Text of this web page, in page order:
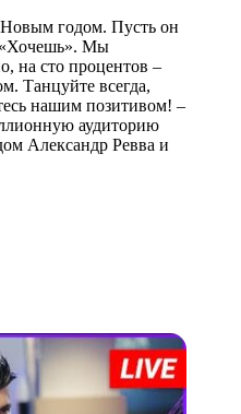
годом. Пусть он
Мы
на сто процентов –
Танцуйте всегда,
нашим позитивом! –
аудиторию
Александр Ревва и